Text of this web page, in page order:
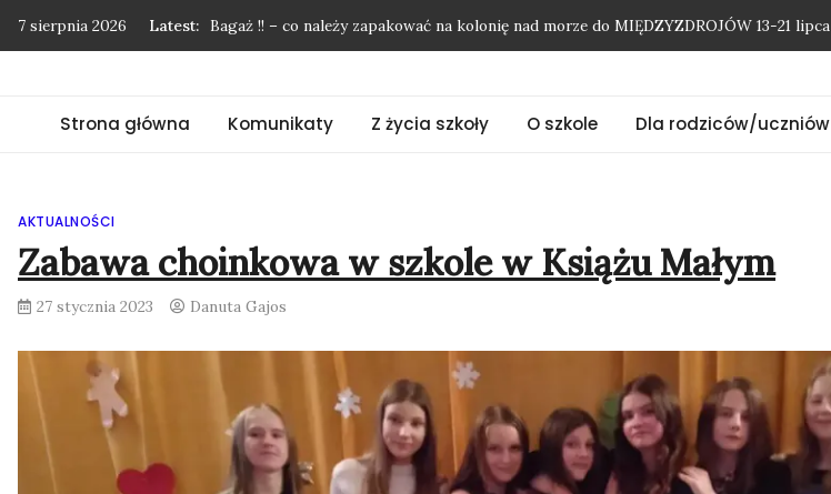
7 sierpnia 2026 Latest: Podziękowania nie mają końca…
Kolonie w Międzyzdrojach
Strona główna Komunikaty Z życia szkoły O szkole Dla rodziców/uczniów
AKTUALNOŚCI
Zabawa choinkowa w szkole w Książu Małym
27 stycznia 2023 Danuta Gajos